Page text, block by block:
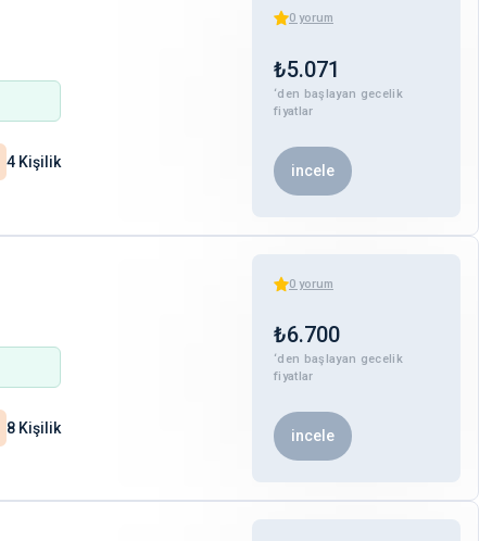
4 Kişilik
0 yorum
₺5.071
‘den başlayan gecelik
fiyatlar
incele
8 Kişilik
0 yorum
₺6.700
‘den başlayan gecelik
fiyatlar
incele